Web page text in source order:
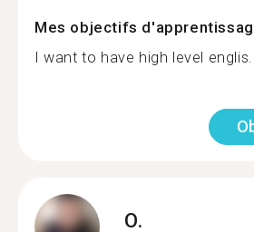
Mes objectifs
I want to have high level
O.